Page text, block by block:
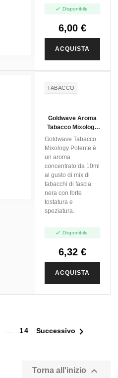
 Disponibile!
6,00 €
ACQUISTA
TABACCO
Goldwave Aroma
Tabacco Mixology
Potente - 10ml
Goldwave Tabacco
Mixology Potente è
un aroma
concentrato da 10ml
al gusto di mix di
tabacchi di fascia
nera con forte
tostatura e
speziatura.
 Disponibile!
6,32 €
ACQUISTA
… 14 Successivo 
Torna all'inizio 